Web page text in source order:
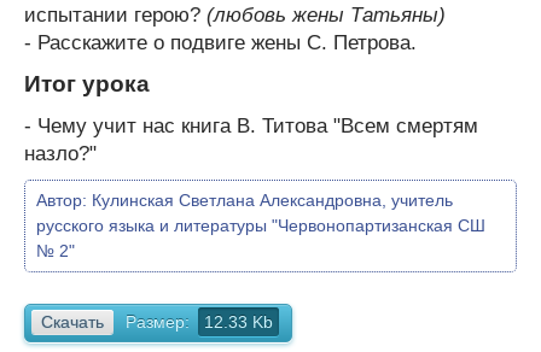
испытании герою? (любовь жены Татьяны)
- Расскажите о подвиге жены С. Петрова.
Итог урока
- Чему учит нас книга В. Титова "Всем смертям
назло?"
Автор: Кулинская Светлана Александровна, учитель
русского языка и литературы "Червонопартизанская СШ
№ 2"
Скачать Размер: 12.33 Kb